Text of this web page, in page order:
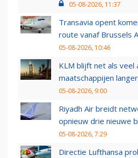
05-08-2026, 11:37
Transavia opent
route vanaf Brussels
05-08-2026, 10:46
KLM blijft net als veel
maatschappijen
05-08-2026, 9:00
Riyadh Air breidt
opnieuw drie nieuwe
05-08-2026, 7:29
Directie Lufthansa